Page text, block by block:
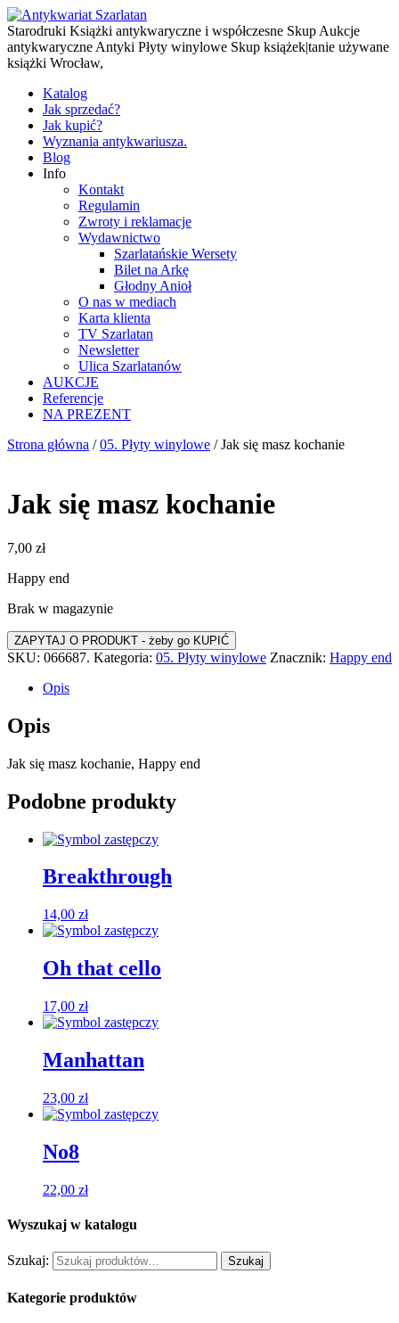
Starodruki Książki antykwaryczne i współczesne Skup Aukcje
antykwaryczne Antyki Płyty winylowe Skup książek|tanie używane
książki Wrocław,
Katalog
Jak sprzedać?
Jak kupić?
Wyznania antykwariusza.
Blog
Info
Kontakt
Regulamin
Zwroty i reklamacje
Wydawnictwo
Szarlatańskie Wersety
Bilet na Arkę
Głodny Anioł
O nas w mediach
Karta klienta
TV Szarlatan
Newsletter
Ulica Szarlatanów
AUKCJE
Referencje
NA PREZENT
Strona główna /05. Płyty winylowe / Jak się masz kochanie
Jak się masz kochanie
7,00 zł
Happy end
Brak w magazynie
SKU: 066687. Kategoria: 05. Płyty winylowe Znacznik: Happy end
Opis
Opis
Jak się masz kochanie, Happy end
Podobne produkty
Breakthrough
14,00 zł
Oh that cello
17,00 zł
Manhattan
23,00 zł
No8
22,00 zł
Wyszukaj w katalogu
Szukaj: Szukaj
Kategorie produktów